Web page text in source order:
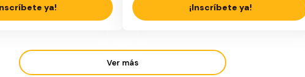
ya! ¡Inscríbete ya!
Ver más